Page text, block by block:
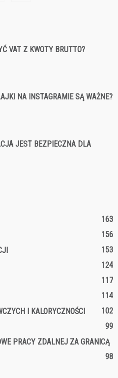
VAT Z KWOTY BRUTTO?
NA INSTAGRAMIE SĄ WAŻNE?
JEST BEZPIECZNA DLA
163
156
153
124
117
114
I KALORYCZNOŚCI
102
99
PRACY ZDALNEJ ZA GRANICĄ
98